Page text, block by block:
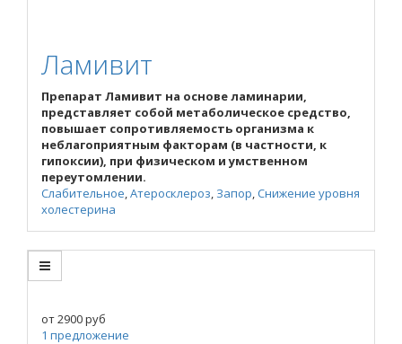
Ламивит
Препарат Ламивит на основе ламинарии,
представляет собой метаболическое средство,
повышает сопротивляемость организма к
неблагоприятным факторам (в частности, к
гипоксии), при физическом и умственном
переутомлении.
Слабительное,Атеросклероз, Запор,Снижение уровня
холестерина
от2900руб
1 предложение